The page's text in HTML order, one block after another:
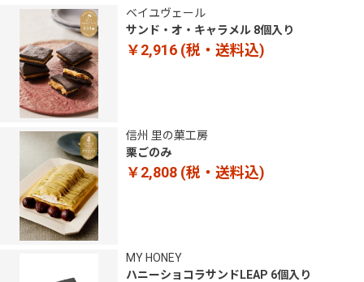
ベイユヴェール
サンド・オ・キャラメル 8個入り
￥2,916 (税・送料込)
信州 里の菓工房
栗ごのみ
￥2,808 (税・送料込)
MY HONEY
ハニーショコラサンドLEAP 6個入り